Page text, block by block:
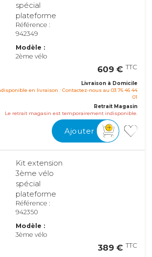
spécial
plateforme
Référence :
942349
Modèle :
2ème vélo
609 € TTC
Livraison à Domicile
en livraison : Contactez-nous au 03 76 46 44
01
Retrait Magasin
Le retrait magasin est temporairement indisponible.
Ajouter
Kit extension
3ème vélo
spécial
plateforme
Référence :
942350
Modèle :
3ème vélo
389 € TTC